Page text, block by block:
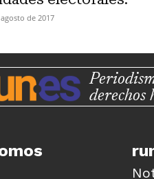
de 2017
derechos